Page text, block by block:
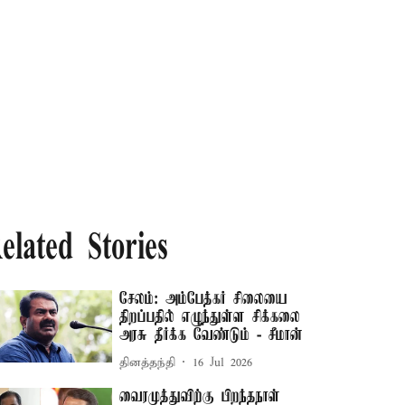
Stories
சேலம்: அம்பேத்கர் சிலையை
திறப்பதில் எழுந்துள்ள சிக்கலை
அரசு தீர்க்க வேண்டும் - சீமான்
தினத்தந்தி 16 Jul 2026
வைரமுத்துவிற்கு பிறந்தநாள்